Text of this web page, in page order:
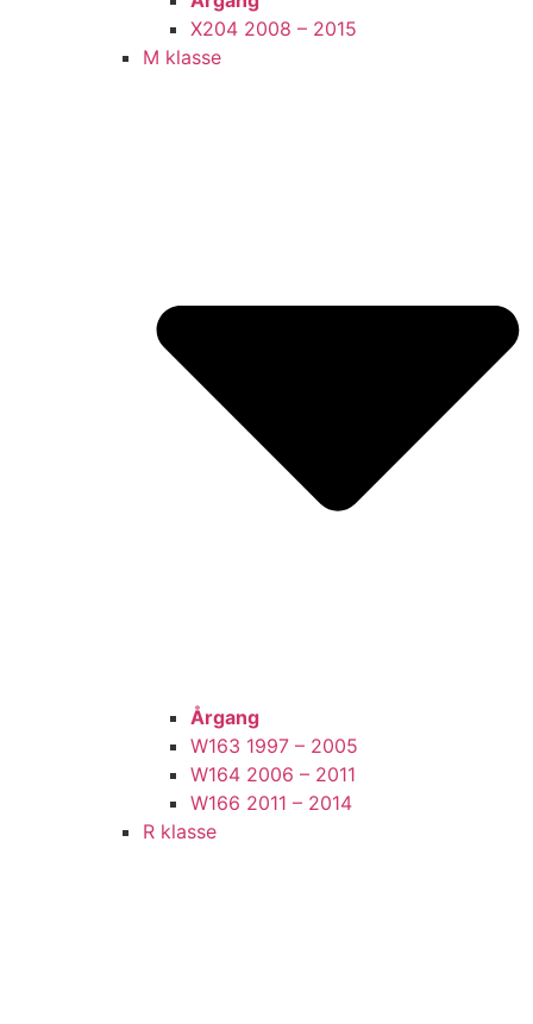
X204 2008 – 2015
M klasse
Årgang
W163 1997 – 2005
W164 2006 – 2011
W166 2011 – 2014
R klasse